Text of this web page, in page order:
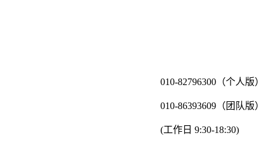
010-82796300（个人版）
010-86393609（团队版）
(工作日 9:30-18:30)